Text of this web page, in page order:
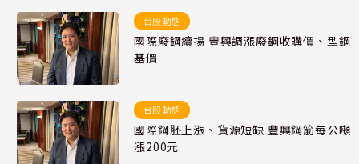
台股動態
國際廢鋼續揚 豐興調漲廢鋼收購價、型鋼
基價
台股動態
國際鋼胚上漲、貨源短缺 豐興鋼筋每公噸
漲200元